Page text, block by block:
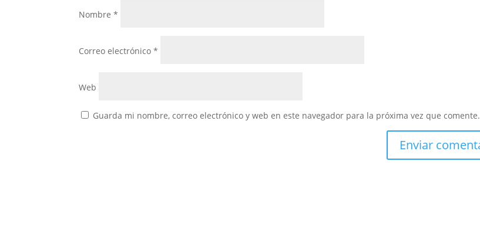
Nombre*
Correo electrónico*
Web
Guarda mi nombre, correo electrónico y web en este navegador para la próxima vez que comente.